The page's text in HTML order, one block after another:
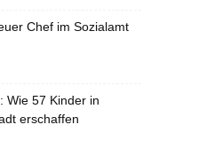
Chef im Sozialamt
Wie 57 Kinder in
erschaffen